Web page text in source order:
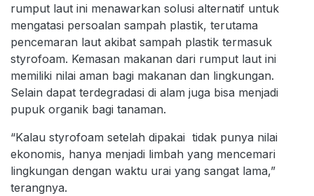
rumput laut ini menawarkan solusi alternatif untuk
mengatasi persoalan sampah plastik, terutama
pencemaran laut akibat sampah plastik termasuk
styrofoam. Kemasan makanan dari rumput laut ini
memiliki nilai aman bagi makanan dan lingkungan.
Selain dapat terdegradasi di alam juga bisa menjadi
pupuk organik bagi tanaman.
“Kalau styrofoam setelah dipakai tidak punya nilai
ekonomis, hanya menjadi limbah yang mencemari
lingkungan dengan waktu urai yang sangat lama,”
terangnya.